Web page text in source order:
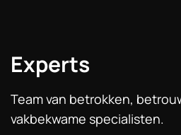
Experts
Team van betrokken,
vakbekwame specialisten.